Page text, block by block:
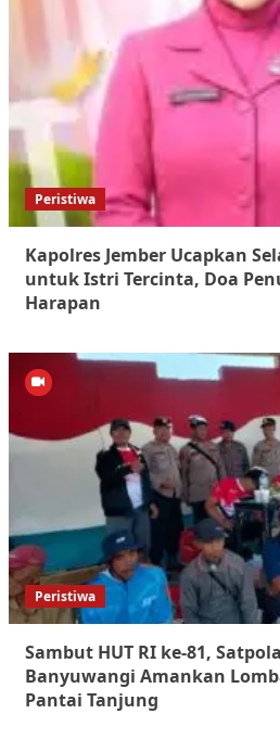
Peristiwa
Kapolres Jember Ucapkan
untuk Istri Tercinta, Doa
Harapan
Peristiwa
Sambut HUT RI ke-81,
Banyuwangi Amankan
Pantai Tanjung